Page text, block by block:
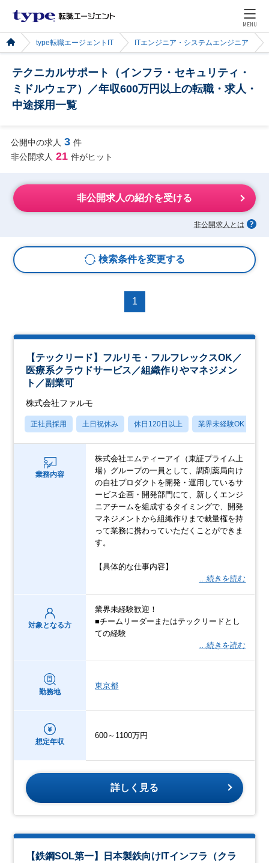
MENU
type転職エージェントIT ITエンジニア・システムエンジニア
テクニカルサポート（インフラ・セキュリティ・
ミドルウェア）／年収600万円以上の転職・求人・
中途採用一覧
公開中の求人 3 件
非公開求人 21 件がヒット
非公開求人の紹介を受ける
非公開求人とは
検索条件を変更する
1
【テックリード】フルリモ・フルフレックスOK／
医療系クラウドサービス／組織作りやマネジメン
ト／副業可
株式会社ファルモ
正社員採用 土日祝休み 休日120日以上 業界未経験OK
業務内容
株式会社エムティーアイ（東証プライム上
場）グループの一員として、調剤薬局向け
の自社プロダクトを開発・運用しているサ
ービス企画・開発部門にて、新しくエンジ
ニアチームを組成するタイミングで、開発
マネジメントから組織作りまで裁量権を持
って業務に携わっていただくことができま
す。
【具体的な仕事内容】
…続きを読む
対象となる方
業界未経験歓迎！
■チームリーダーまたはテックリードとし
ての経験
…続きを読む
勤務地
東京都
想定年収
600～1100万円
詳しく見る
【鉄鋼SOL第一】日本製鉄向けITインフラ（クラ